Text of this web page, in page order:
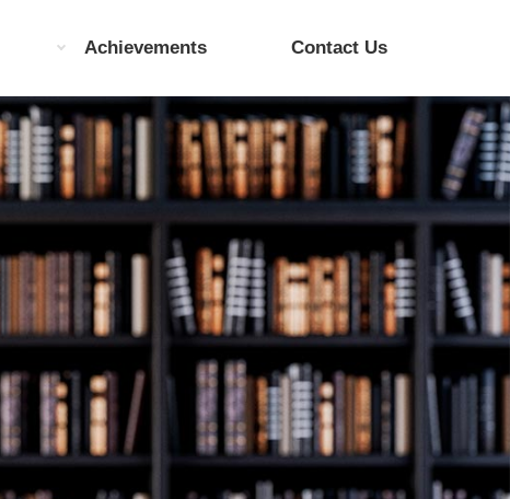
Achievements Contact Us